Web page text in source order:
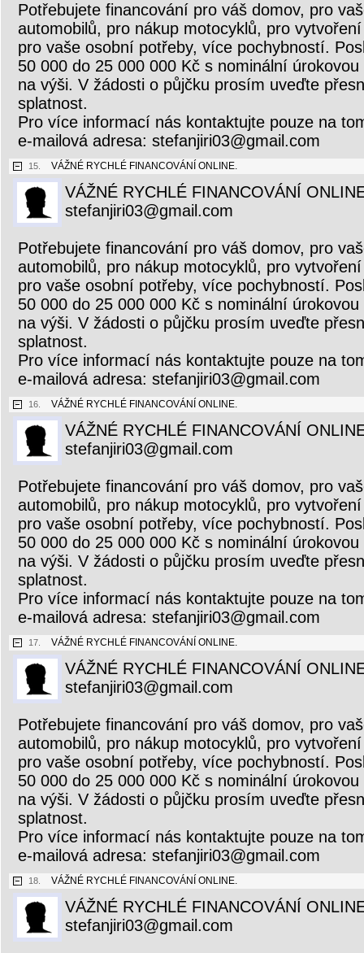
Potřebujete financování pro váš domov, pro
automobilů, pro nákup motocyklů, pro
pro vaše osobní potřeby, více pochybností.
50 000 do 25 000 000 Kč s nominální
na výši. V žádosti o půjčku prosím uveďte
splatnost.
Pro více informací nás kontaktujte pouze na
e-mailová adresa: stefanjiri03@gmail.com
15. VÁŽNÉ RYCHLÉ FINANCOVÁNÍ ONLINE.
VÁŽNÉ RYCHLÉ FINANCOVÁNÍ
stefanjiri03@gmail.com
Potřebujete financování pro váš domov, pro
automobilů, pro nákup motocyklů, pro
pro vaše osobní potřeby, více pochybností.
50 000 do 25 000 000 Kč s nominální
na výši. V žádosti o půjčku prosím uveďte
splatnost.
Pro více informací nás kontaktujte pouze na
e-mailová adresa: stefanjiri03@gmail.com
16. VÁŽNÉ RYCHLÉ FINANCOVÁNÍ ONLINE.
VÁŽNÉ RYCHLÉ FINANCOVÁNÍ
stefanjiri03@gmail.com
Potřebujete financování pro váš domov, pro
automobilů, pro nákup motocyklů, pro
pro vaše osobní potřeby, více pochybností.
50 000 do 25 000 000 Kč s nominální
na výši. V žádosti o půjčku prosím uveďte
splatnost.
Pro více informací nás kontaktujte pouze na
e-mailová adresa: stefanjiri03@gmail.com
17. VÁŽNÉ RYCHLÉ FINANCOVÁNÍ ONLINE.
VÁŽNÉ RYCHLÉ FINANCOVÁNÍ
stefanjiri03@gmail.com
Potřebujete financování pro váš domov, pro
automobilů, pro nákup motocyklů, pro
pro vaše osobní potřeby, více pochybností.
50 000 do 25 000 000 Kč s nominální
na výši. V žádosti o půjčku prosím uveďte
splatnost.
Pro více informací nás kontaktujte pouze na
e-mailová adresa: stefanjiri03@gmail.com
18. VÁŽNÉ RYCHLÉ FINANCOVÁNÍ ONLINE.
VÁŽNÉ RYCHLÉ FINANCOVÁNÍ
stefanjiri03@gmail.com